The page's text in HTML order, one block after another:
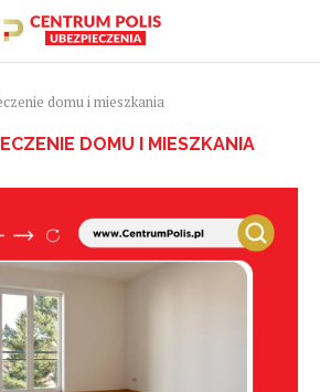
domu i mieszkania
DOMU I MIESZKANIA